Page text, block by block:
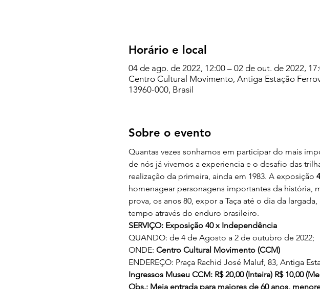
Horário e local
04 de ago. de 2022, 12:00 – 02 de out. de 2022,
Centro Cultural Movimento, Antiga Estação
13960-000, Brasil
Sobre o evento
Quantas vezes sonhamos em participar do mais
de nós já vivemos a experiencia e o desafio das
realização da primeira, ainda em 1983. A exposição
homenagear personagens importantes da história,
prova, os anos 80, expor a Taça até o dia da
tempo através do enduro brasileiro.
SERVIÇO: Exposição 40 x Independência
QUANDO: de 4 de Agosto a 2 de outubro de 2022;
ONDE: Centro Cultural Movimento (CCM)
ENDEREÇO: Praça Rachid José Maluf, 83, Antiga
Ingressos Museu CCM: R$ 20,00 (Inteira) R$ 10,00
Obs.: Meia entrada para maiores de 60 anos,